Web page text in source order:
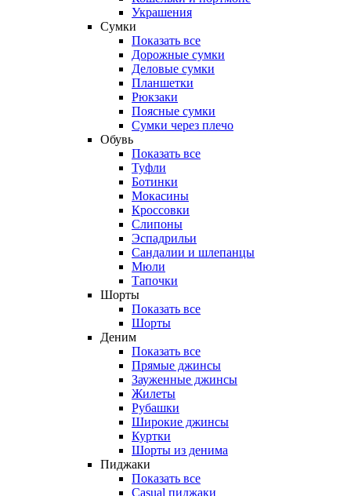
Украшения
Сумки
Показать все
Дорожные сумки
Деловые сумки
Планшетки
Рюкзаки
Поясные сумки
Сумки через плечо
Обувь
Показать все
Туфли
Ботинки
Мокасины
Кроссовки
Слипоны
Эспадрильи
Сандалии и шлепанцы
Мюли
Тапочки
Шорты
Показать все
Шорты
Деним
Показать все
Прямые джинсы
Зауженные джинсы
Жилеты
Рубашки
Широкие джинсы
Куртки
Шорты из денима
Пиджаки
Показать все
Casual пиджаки